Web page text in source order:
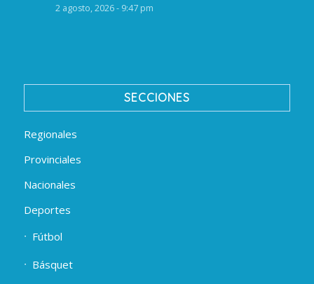
2 agosto, 2026 - 9:47 pm
SECCIONES
Regionales
Provinciales
Nacionales
Deportes
Fútbol
Básquet